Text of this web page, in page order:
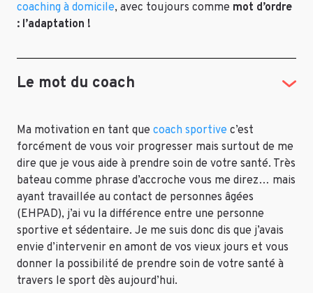
coaching à domicile, avec toujours comme mot d’ordre
: l’adaptation !
Le mot du coach
Ma motivation en tant que coach sportive c’est
forcément de vous voir progresser mais surtout de me
dire que je vous aide à prendre soin de votre santé. Très
bateau comme phrase d’accroche vous me direz… mais
ayant travaillée au contact de personnes âgées
(EHPAD), j’ai vu la différence entre une personne
sportive et sédentaire. Je me suis donc dis que j’avais
envie d’intervenir en amont de vos vieux jours et vous
donner la possibilité de prendre soin de votre santé à
travers le sport dès aujourd’hui.